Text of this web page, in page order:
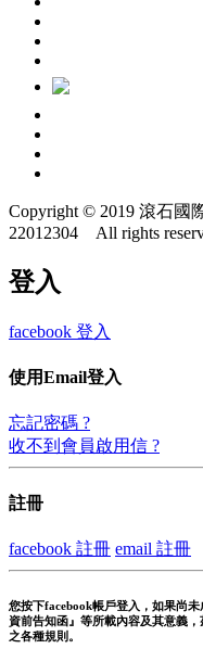
Copyright © 2019 滾石
22012304 All rights
登入
facebook 登入
使用Email登入
忘記密碼 ?
收不到會員啟用信 ?
註冊
facebook 註冊 email 註冊
您按下facebook帳戶登入，如果尚
資前告知函』等所載內容及其意義
之各種規則。